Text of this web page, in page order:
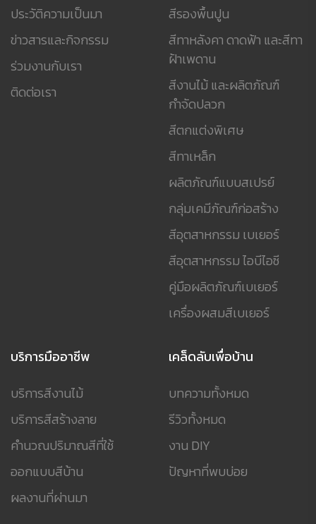
ประวัติความเป็นมา
ข่าวสารและกิจกรรม
ร่วมงานกับเรา
ติดต่อเรา
สีรองพื้นปูน
สีทาหลังคา ดาดฟ้า และสีทา
ฝ้าเพดาน
สีงานไม้ และผลิตภัณฑ์
กำจัดปลวก
สีตกแต่งพิเศษ
สีทาเหล็ก
ผลิตภัณฑ์แบบสเปรย์
กลุ่มเคมีภัณฑ์ก่อสร้าง
สีอุตสาหกรรม เบเยอร์
สีอุตสาหกรรม ไอบีไอซี
คู่มือผลิตภัณฑ์เบเยอร์
เครื่องผสมสีเบเยอร์
บริการมืออาชีพ
บริการสีงานไม้
บริการสีสร้างลาย
คำนวณปริมาณสีที่ใช้
ออกแบบสีบ้าน
ผลงานที่ผ่านมา
เคล็ดลับเพื่อบ้าน
บทความทั้งหมด
รีวิวทั้งหมด
งาน DIY
ปัญหาที่พบบ่อย